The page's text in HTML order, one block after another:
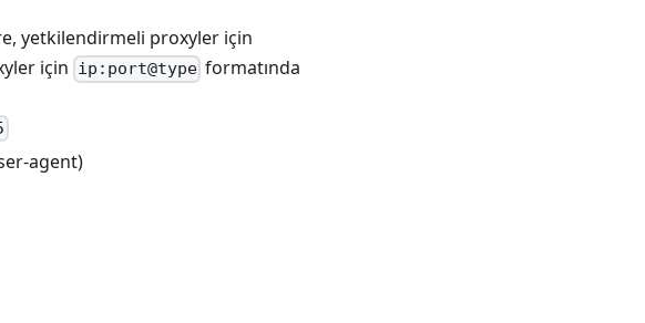
yetkilendirmeli proxyler için
için ip:port@type formatında
agent)